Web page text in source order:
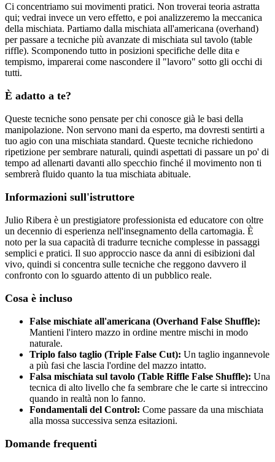
Ci concentriamo sui movimenti pratici. Non troverai teoria astratta
qui; vedrai invece un vero effetto, e poi analizzeremo la meccanica
della mischiata. Partiamo dalla mischiata all'americana (overhand)
per passare a tecniche più avanzate di mischiata sul tavolo (table
riffle). Scomponendo tutto in posizioni specifiche delle dita e
tempismo, imparerai come nascondere il "lavoro" sotto gli occhi di
tutti.
È adatto a te?
Queste tecniche sono pensate per chi conosce già le basi della
manipolazione. Non servono mani da esperto, ma dovresti sentirti a
tuo agio con una mischiata standard. Queste tecniche richiedono
ripetizione per sembrare naturali, quindi aspettati di passare un po' di
tempo ad allenarti davanti allo specchio finché il movimento non ti
sembrerà fluido quanto la tua mischiata abituale.
Informazioni sull'istruttore
Julio Ribera è un prestigiatore professionista ed educatore con oltre
un decennio di esperienza nell'insegnamento della cartomagia. È
noto per la sua capacità di tradurre tecniche complesse in passaggi
semplici e pratici. Il suo approccio nasce da anni di esibizioni dal
vivo, quindi si concentra sulle tecniche che reggono davvero il
confronto con lo sguardo attento di un pubblico reale.
Cosa è incluso
False mischiate all'americana (Overhand False Shuffle):
Mantieni l'intero mazzo in ordine mentre mischi in modo
naturale.
Triplo falso taglio (Triple False Cut): Un taglio ingannevole
a più fasi che lascia l'ordine del mazzo intatto.
Falsa mischiata sul tavolo (Table Riffle False Shuffle): Una
tecnica di alto livello che fa sembrare che le carte si intreccino
quando in realtà non lo fanno.
Fondamentali del Control: Come passare da una mischiata
alla mossa successiva senza esitazioni.
Domande frequenti